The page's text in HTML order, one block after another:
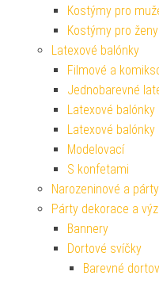
Kostýmy pro
Kostýmy pro ženy
Latexové balónky
Filmové a
Jednobarevné
Latexové
Latexové
Modelovací
S konfetami
Narozeninové a
Párty dekorace a
Bannery
Dortové svíčky
Barevné